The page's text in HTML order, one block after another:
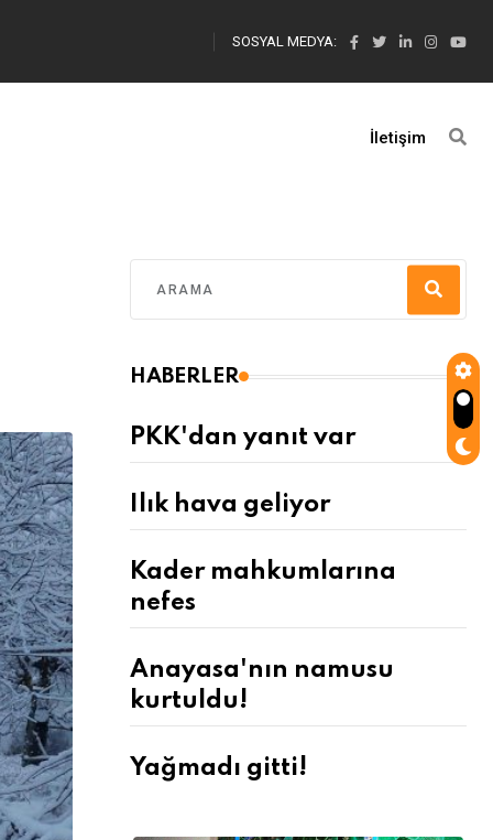
SOSYAL MEDYA:
İletişim
HABERLER
PKK'dan yanıt var
Ilık hava geliyor
Kader mahkumlarına
nefes
Anayasa'nın namusu
kurtuldu!
Yağmadı gitti!